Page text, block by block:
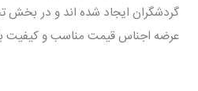
گردشگران ایجاد شده اند و در بخش
عرضه اجناس قیمت مناسب و کیفیت